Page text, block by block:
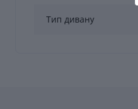
Тип дивану